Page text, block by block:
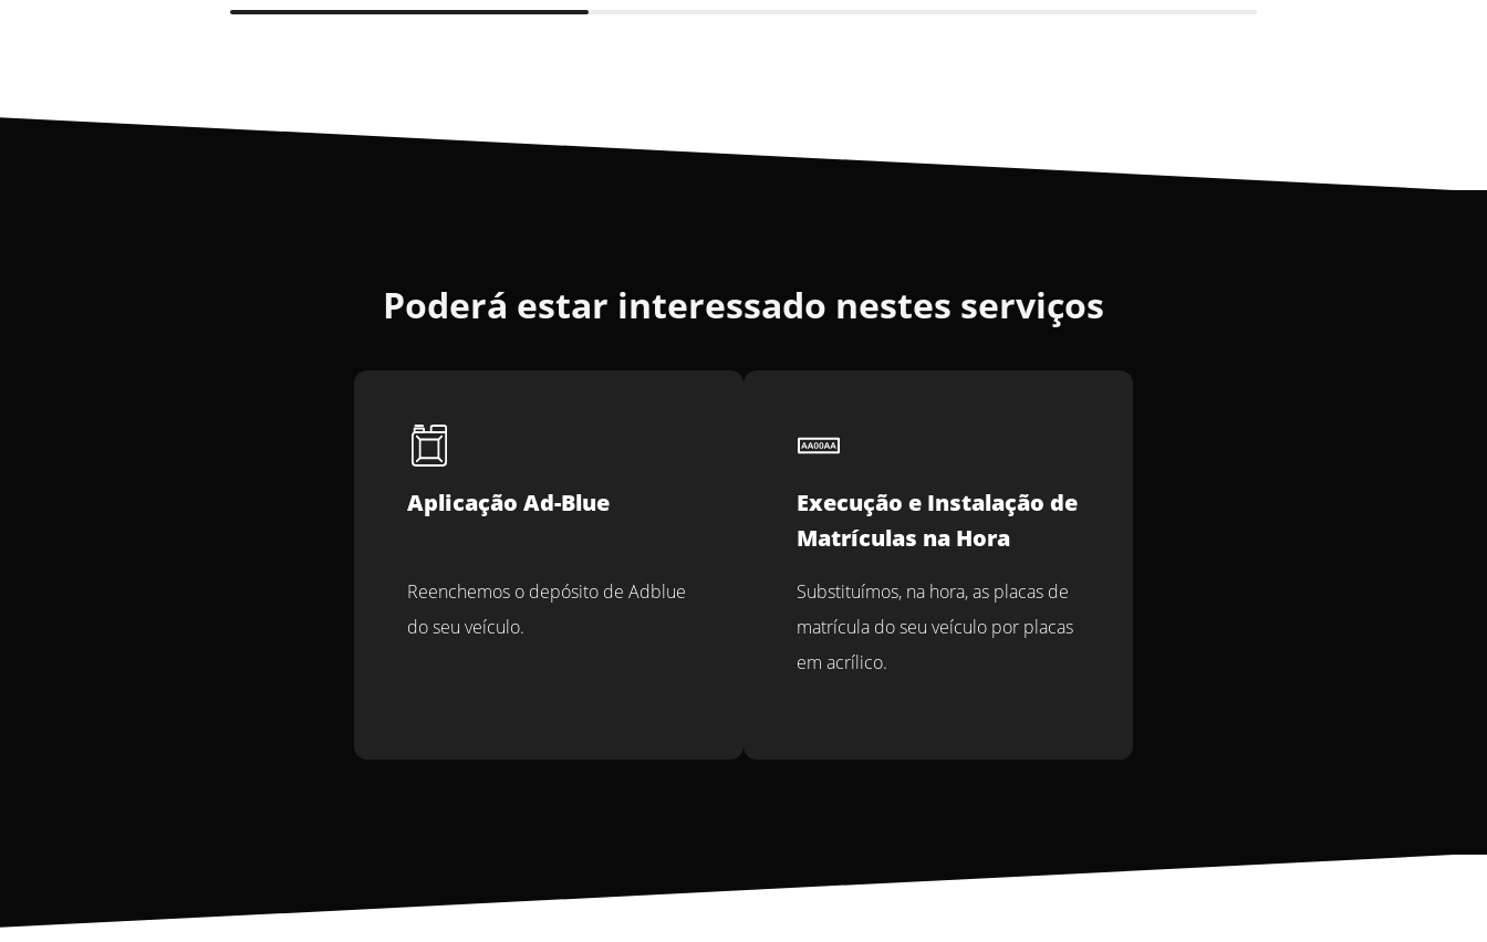
Poderá estar interessado nestes serviços
Aplicação Ad-Blue
Reenchemos o depósito de Adblue
do seu veículo.
Execução e Instalação de
Matrículas na Hora
Substituímos, na hora, as placas de
matrícula do seu veículo por placas
em acrílico.